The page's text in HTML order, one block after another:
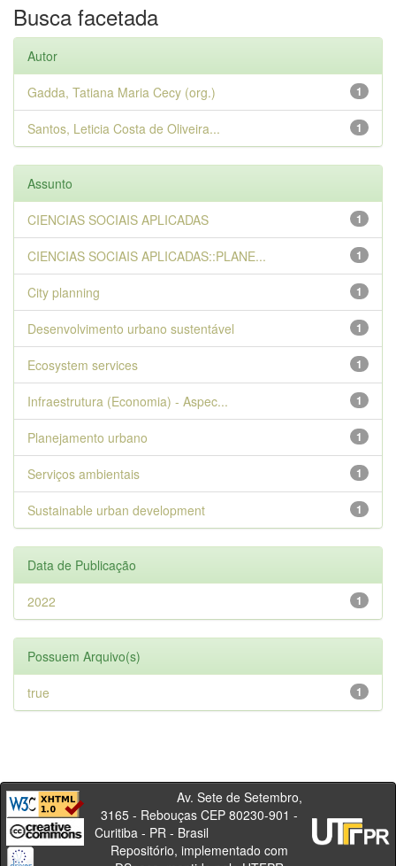
Busca facetada
Autor
1
Gadda, Tatiana Maria Cecy (org.)
1
Santos, Leticia Costa de Oliveira...
Assunto
1
CIENCIAS SOCIAIS APLICADAS
1
CIENCIAS SOCIAIS APLICADAS::PLANE...
1
City planning
1
Desenvolvimento urbano sustentável
1
Ecosystem services
1
Infraestrutura (Economia) - Aspec...
1
Planejamento urbano
1
Serviços ambientais
1
Sustainable urban development
Data de Publicação
1
2022
Possuem Arquivo(s)
1
true
Av. Sete de Setembro,
3165 - Rebouças CEP 80230-901 -
Curitiba - PR - Brasil
Repositório, implementado com